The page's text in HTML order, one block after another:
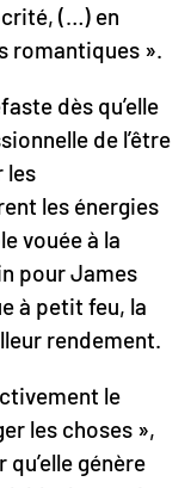
(…) en
romantiques ».
dès qu’elle
de l’être
les
les énergies
vouée à la
pour James
à petit feu, la
rendement.
le
les choses »,
génère